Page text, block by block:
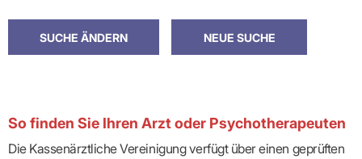
So finden Sie Ihren Arzt oder Psychotherapeuten
Die Kassenärztliche Vereinigung verfügt über einen geprüften